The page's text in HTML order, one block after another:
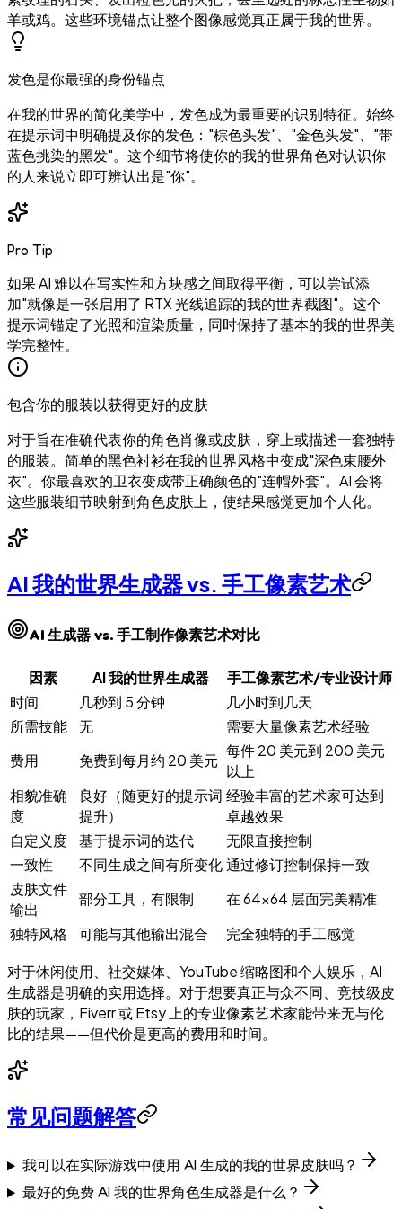
羊或鸡。这些环境锚点让整个图像感觉真正属于我的世界。
发色是你最强的身份锚点
在我的世界的简化美学中，发色成为最重要的识别特征。始终
在提示词中明确提及你的发色："棕色头发"、"金色头发"、"带
蓝色挑染的黑发"。这个细节将使你的我的世界角色对认识你
的人来说立即可辨认出是"你"。
Pro Tip
如果 AI 难以在写实性和方块感之间取得平衡，可以尝试添
加"就像是一张启用了 RTX 光线追踪的我的世界截图"。这个
提示词锚定了光照和渲染质量，同时保持了基本的我的世界美
学完整性。
包含你的服装以获得更好的皮肤
对于旨在准确代表你的角色肖像或皮肤，穿上或描述一套独特
的服装。简单的黑色衬衫在我的世界风格中变成"深色束腰外
衣"。你最喜欢的卫衣变成带正确颜色的"连帽外套"。AI 会将
这些服装细节映射到角色皮肤上，使结果感觉更加个人化。
AI 我的世界生成器 vs. 手工像素艺术
AI 生成器 vs. 手工制作像素艺术对比
因素 AI 我的世界生成器
手工像素艺术/专业设计师
时间
几秒到 5 分钟
几小时到几天
所需技能
无
需要大量像素艺术经验
费用
免费到每月约 20 美元
每件 20 美元到 200 美元
以上
相貌准确
度
良好（随更好的提示词
提升）
经验丰富的艺术家可达到
卓越效果
自定义度
基于提示词的迭代
无限直接控制
一致性
不同生成之间有所变化通过修订控制保持一致
皮肤文件
输出
部分工具，有限制
在 64×64 层面完美精准
独特风格
可能与其他输出混合
完全独特的手工感觉
对于休闲使用、社交媒体、YouTube 缩略图和个人娱乐，AI
生成器是明确的实用选择。对于想要真正与众不同、竞技级皮
肤的玩家，Fiverr 或 Etsy 上的专业像素艺术家能带来无与伦
比的结果——但代价是更高的费用和时间。
常见问题解答
我可以在实际游戏中使用 AI 生成的我的世界皮肤吗？
最好的免费 AI 我的世界角色生成器是什么？